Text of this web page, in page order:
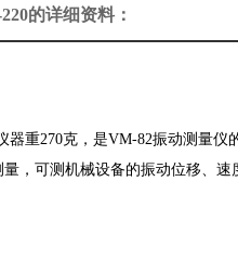
的详细资料：
重270克，是VM-82振动测量仪
，可测机械设备的振动位移、